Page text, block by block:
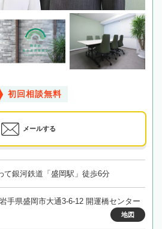
初回相談無料
メールする
て銀河鉄道「盛岡駅」徒歩6分
手県盛岡市大通3-6-12 開運橋センター
地図